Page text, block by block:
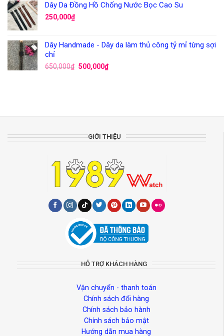
Dây Da Đồng Hồ Chống Nước Bọc Cao Su
250,000₫
Dây Handmade - Dây da làm thủ công tỷ mỉ từng sợi
chỉ
650,000₫ 500,000₫
GIỚI THIỆU
HỖ TRỢ KHÁCH HÀNG
Vận chuyển - thanh toán
Chính sách đổi hàng
Chính sách bảo hành
Chính sách bảo mật
Hướng dẫn mua hàng